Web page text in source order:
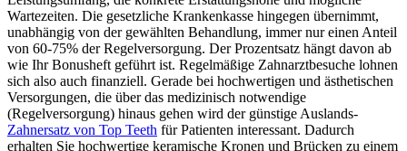
Wartezeiten. Die gesetzliche Krankenkasse hingegen übernimmt,
unabhängig von der gewählten Behandlung, immer nur einen Anteil
von 60-75% der Regelversorgung. Der Prozentsatz hängt davon ab
wie Ihr Bonusheft geführt ist. Regelmäßige Zahnarztbesuche lohnen
sich also auch finanziell. Gerade bei hochwertigen und ästhetischen
Versorgungen, die über das medizinisch notwendige
(Regelversorgung) hinaus gehen wird der günstige Auslands-
Zahnersatz von Top Teeth für Patienten interessant. Dadurch
erhalten Sie hochwertige keramische Kronen und Brücken zu einem